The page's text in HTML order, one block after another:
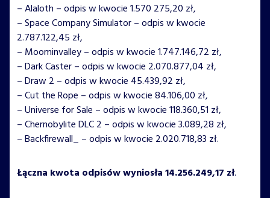
– Alaloth – odpis w kwocie 1.570 275,20 zł,
– Space Company Simulator – odpis w kwocie
2.787.122,45 zł,
– Moominvalley – odpis w kwocie 1.747.146,72 zł,
– Dark Caster – odpis w kwocie 2.070.877,04 zł,
– Draw 2 – odpis w kwocie 45.439,92 zł,
– Cut the Rope – odpis w kwocie 84.106,00 zł,
– Universe for Sale – odpis w kwocie 118.360,51 zł,
– Chernobylite DLC 2 – odpis w kwocie 3.089,28 zł,
– Backfirewall_ – odpis w kwocie 2.020.718,83 zł.
Łączna kwota odpisów wyniosła 14.256.249,17 zł.